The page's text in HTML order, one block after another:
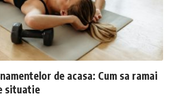
de acasa: Cum sa ramai
situatie